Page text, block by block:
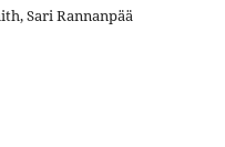
Sari Rannanpää